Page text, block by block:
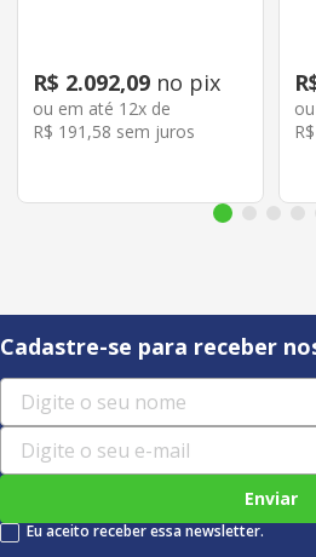
R$ 2.092,09 no pix
ou em até 12x de
R$ 191 ,58 sem juros
R$
Cadastre-se para receber
Enviar
Eu aceito receber essa newsletter.